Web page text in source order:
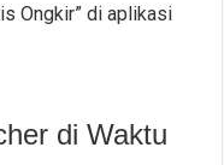
Ongkir” di aplikasi
di Waktu